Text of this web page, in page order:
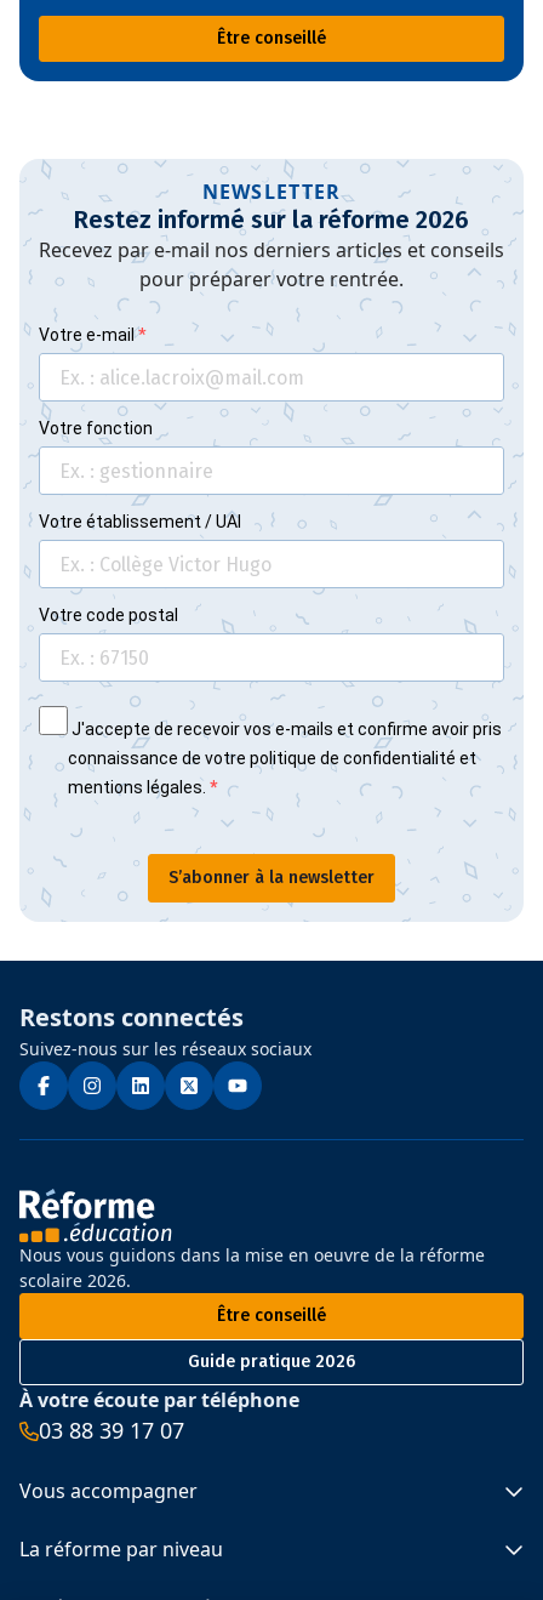
Être conseillé
NEWSLETTER
Restez informé sur la réforme 2026
Recevez par e-mail nos derniers articles et conseils
pour préparer votre rentrée.
Votre e-mail
Votre fonction
Votre établissement / UAI
Votre code postal
J'accepte de recevoir vos e-mails et confirme avoir pris
connaissance de votre politique de confidentialité et
mentions légales.
S’abonner à la newsletter
Restons connectés
Suivez-nous sur les réseaux sociaux
Nous vous guidons dans la mise en oeuvre de la réforme
scolaire 2026.
Être conseillé
Guide pratique 2026
À votre écoute par téléphone
03 88 39 17 07
Vous accompagner
Spécimens 2025 et 2026
Le calendrier de la réforme
La réforme par niveau